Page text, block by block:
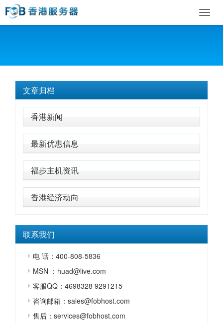
文章归档
香港新闻
最新优惠信息
福步主机资讯
香港经济动向
联系我们
电 话：400-808-5836
MSN ：huad@live.com
客服QQ：4698328 9291215
咨询邮箱：sales@fobhost.com
售后：services@fobhost.com